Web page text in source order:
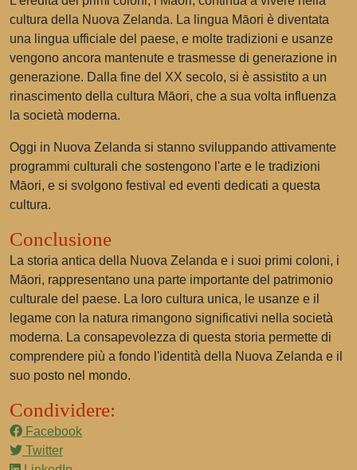
cultura della Nuova Zelanda. La lingua Māori è diventata
una lingua ufficiale del paese, e molte tradizioni e usanze
vengono ancora mantenute e trasmesse di generazione in
generazione. Dalla fine del XX secolo, si è assistito a un
rinascimento della cultura Māori, che a sua volta influenza
la società moderna.
Oggi in Nuova Zelanda si stanno sviluppando attivamente
programmi culturali che sostengono l'arte e le tradizioni
Māori, e si svolgono festival ed eventi dedicati a questa
cultura.
Conclusione
La storia antica della Nuova Zelanda e i suoi primi coloni, i
Māori, rappresentano una parte importante del patrimonio
culturale del paese. La loro cultura unica, le usanze e il
legame con la natura rimangono significativi nella società
moderna. La consapevolezza di questa storia permette di
comprendere più a fondo l'identità della Nuova Zelanda e il
suo posto nel mondo.
Condividere:
Facebook
Twitter